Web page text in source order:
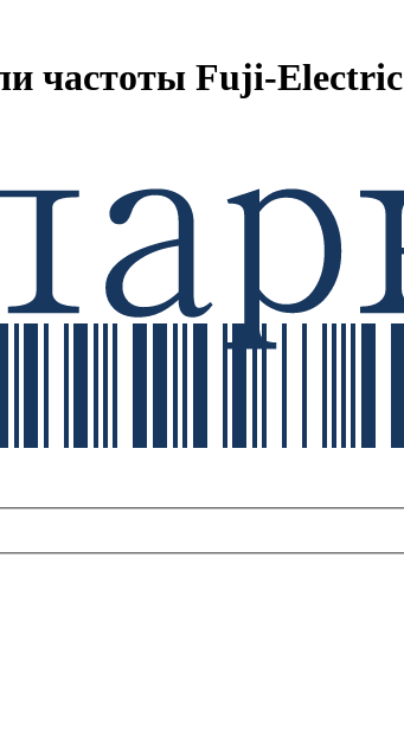
частоты Fuji-Electric